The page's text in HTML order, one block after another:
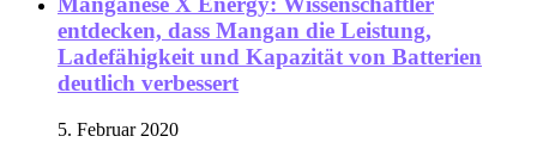
entdecken, dass Mangan die Leistung,
Ladefähigkeit und Kapazität von Batterien
deutlich verbessert
5. Februar 2020